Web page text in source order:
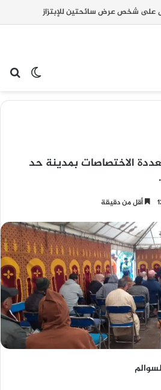
على شخص عرض سائحتين للإبتزاز
الاختصاصات بمدينة حد
أقل من دقيقة